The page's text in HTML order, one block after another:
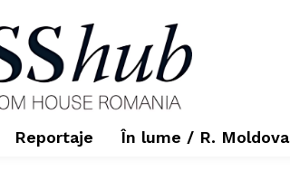
Reportaje În lume / R. Moldova